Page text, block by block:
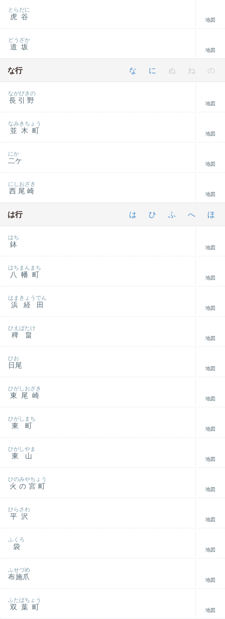
虎谷
とらだに
地図
道坂
どうざか
地図
な行 な に ぬ ね の
長引野
ながびきの
地図
並木町
なみきちょう
地図
二ケ
にか
地図
西尾崎
にしおざき
地図
は行 は ひ ふ へ ほ
鉢
はち
地図
八幡町
はちまんまち
地図
浜経田
はまきょうでん
地図
稗畠
ひえばたけ
地図
日尾
ひお
地図
東尾崎
ひがしおざき
地図
東町
ひがしまち
地図
東山
ひがしやま
地図
火の宮町
ひのみやちょう
地図
平沢
ひらさわ
地図
袋
ふくろ
地図
布施爪
ふせづめ
地図
双葉町
ふたばちょう
地図